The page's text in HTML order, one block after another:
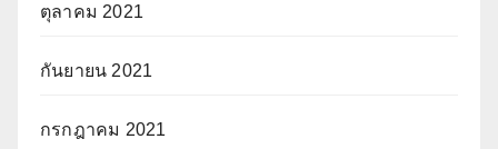
ตุลาคม 2021
กันยายน 2021
กรกฎาคม 2021